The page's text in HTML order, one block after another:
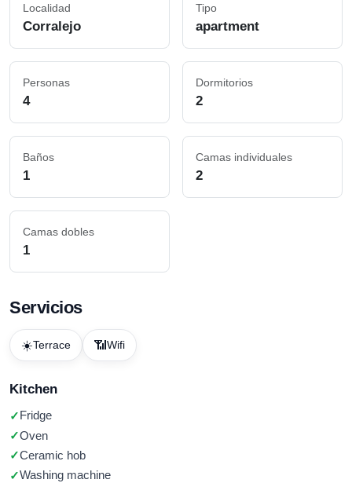
Localidad
Corralejo
Tipo
apartment
Personas
4
Dormitorios
2
Baños
1
Camas individuales
2
Camas dobles
1
Servicios
☀️Terrace 📶 Wifi
Kitchen
Fridge
Oven
Ceramic hob
Washing machine